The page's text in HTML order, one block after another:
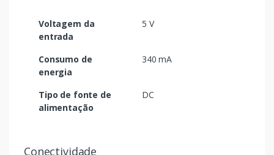
Voltagem da
entrada
5 V
Consumo de
energia
340 mA
Tipo de fonte de
alimentação
DC
Conectividade